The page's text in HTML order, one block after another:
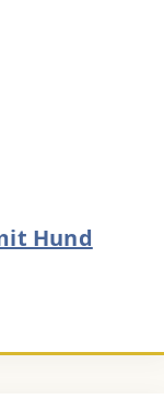
Hund